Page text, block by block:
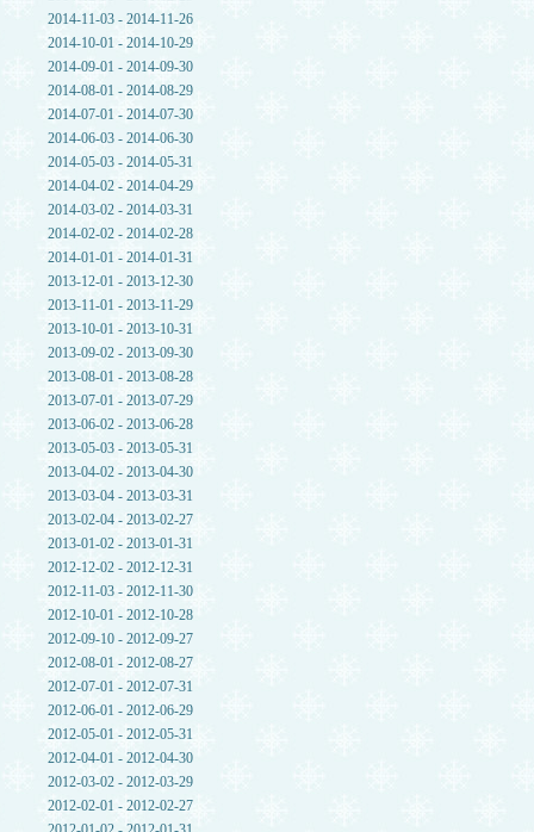
2014-11-03 - 2014-11-26
2014-10-01 - 2014-10-29
2014-09-01 - 2014-09-30
2014-08-01 - 2014-08-29
2014-07-01 - 2014-07-30
2014-06-03 - 2014-06-30
2014-05-03 - 2014-05-31
2014-04-02 - 2014-04-29
2014-03-02 - 2014-03-31
2014-02-02 - 2014-02-28
2014-01-01 - 2014-01-31
2013-12-01 - 2013-12-30
2013-11-01 - 2013-11-29
2013-10-01 - 2013-10-31
2013-09-02 - 2013-09-30
2013-08-01 - 2013-08-28
2013-07-01 - 2013-07-29
2013-06-02 - 2013-06-28
2013-05-03 - 2013-05-31
2013-04-02 - 2013-04-30
2013-03-04 - 2013-03-31
2013-02-04 - 2013-02-27
2013-01-02 - 2013-01-31
2012-12-02 - 2012-12-31
2012-11-03 - 2012-11-30
2012-10-01 - 2012-10-28
2012-09-10 - 2012-09-27
2012-08-01 - 2012-08-27
2012-07-01 - 2012-07-31
2012-06-01 - 2012-06-29
2012-05-01 - 2012-05-31
2012-04-01 - 2012-04-30
2012-03-02 - 2012-03-29
2012-02-01 - 2012-02-27